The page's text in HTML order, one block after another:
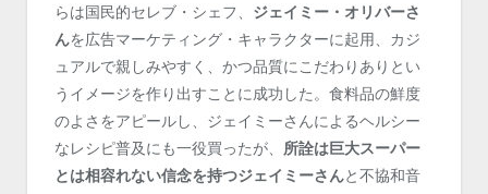
らは国民的セレブ・シェフ、 ジェイミー・オリバーさ
んを広告マーケティング・キャラクターに起用、カジ
ュアルで親しみやすく、かつ品質にこだわりありとい
うイメージを作り出すことに成功した。食料品の鮮度
のよさをアピールし、ジェイミーさんによるヘルシー
なレシピ普及にも一役買ったが、 所詮は巨大スーパー
とは相容れない信念を持つジェイミーさんと不協和音